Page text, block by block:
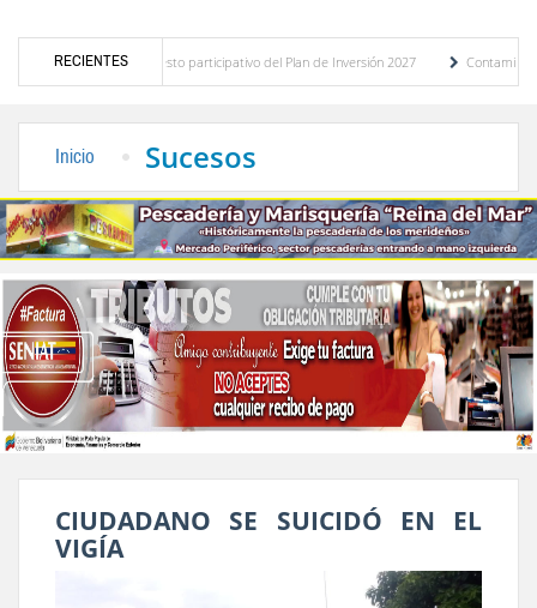
RECIENTES
del presupuesto participativo del Plan de Inversión 2027
Contaminación y
Inicio Sucesos
CIUDADANO SE SUICIDÓ EN EL
VIGÍA